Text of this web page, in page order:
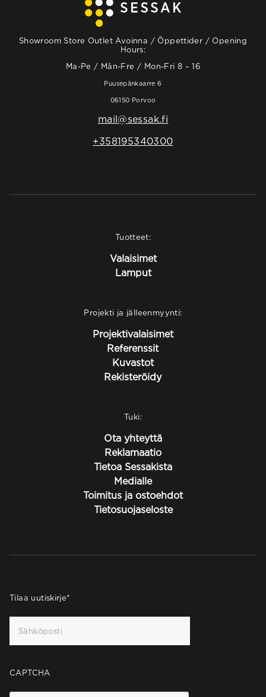
Showroom Store Outlet Avoinna / Öppettider / Opening
Hours:
Ma-Pe / Mån-Fre / Mon-Fri 8 – 16
Puusepänkaarre 6
06150 Porvoo
mail@sessak.fi
+358195340300
Tuotteet:
Valaisimet
Lamput
Projekti ja jälleenmyynti:
Projektivalaisimet
Referenssit
Kuvastot
Rekisteröidy
Tuki:
Ota yhteyttä
Reklamaatio
Tietoa Sessakista
Medialle
Toimitus ja ostoehdot
Tietosuojaseloste
Tilaa uutiskirje*
CAPTCHA